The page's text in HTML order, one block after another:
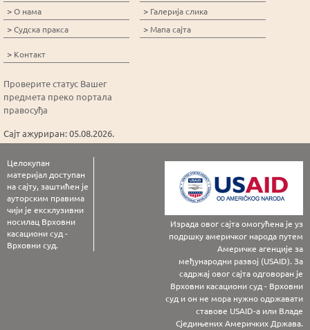
>О нама
>Судска пракса
> Галерија слика
>Мапа сајта
> Контакт
Проверите статус Вашег
предмета преко портала
правосуђа
Сајт ажуриран: 05.08.2026.
Целокупан
материјал доступан
на сајту, заштићен је
ауторским правима
чији је ексклузивни
носилац Врховни
касациони суд -
Врховни суд.
Израда овог сајта омогућена је уз
подршку америчког народа путем
Америчке агенције за
међународни развој (USAID). За
садржај овог сајта одговоран је
Врховни касациони суд - Врховни
суд и он не мора нужно одржавати
ставове USAID-а или Владе
Сједињених Америчких Држава.